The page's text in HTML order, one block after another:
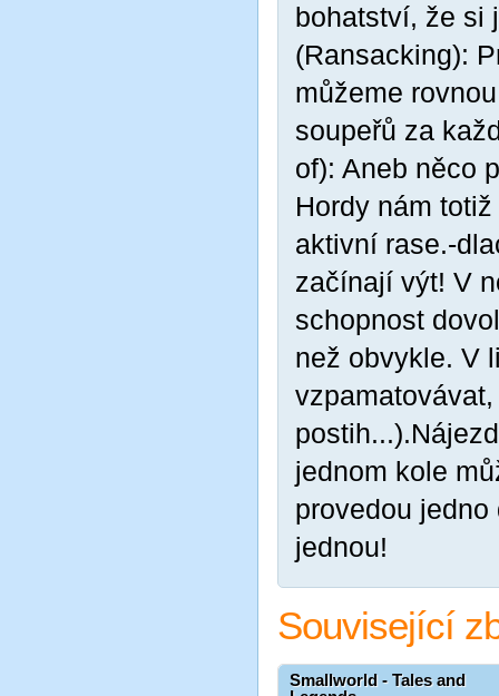
bohatství, že si
(Ransacking):
můžeme
soupeřů za
of): Aneb něco
Hordy nám
aktivní rase.-
začínají výt! V
schopnost
než obvykle. V
jednom kole
provedou
jednou!
Související
Smallworld - Tales and